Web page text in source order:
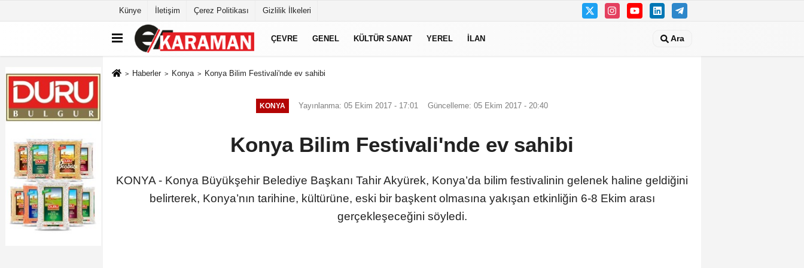
Künye İletişim Çerez Politikası Gizlilik İlkeleri
ÇEVRE GENEL KÜLTÜR SANAT YEREL İLAN Ara
Haberler Konya Konya Bilim Festivali'nde ev sahibi
KONYA Yayınlanma: 05 Ekim 2017 - 17:01 Güncelleme: 05 Ekim 2017 - 20:40
Konya Bilim Festivali'nde ev sahibi
KONYA - Konya Büyükşehir Belediye Başkanı Tahir Akyürek, Konya’da bilim festivalinin gelenek haline geldiğini
belirterek, Konya’nın tarihine, kültürüne, eski bir başkent olmasına yakışan etkinliğin 6-8 Ekim arası
gerçekleşeceğini söyledi.